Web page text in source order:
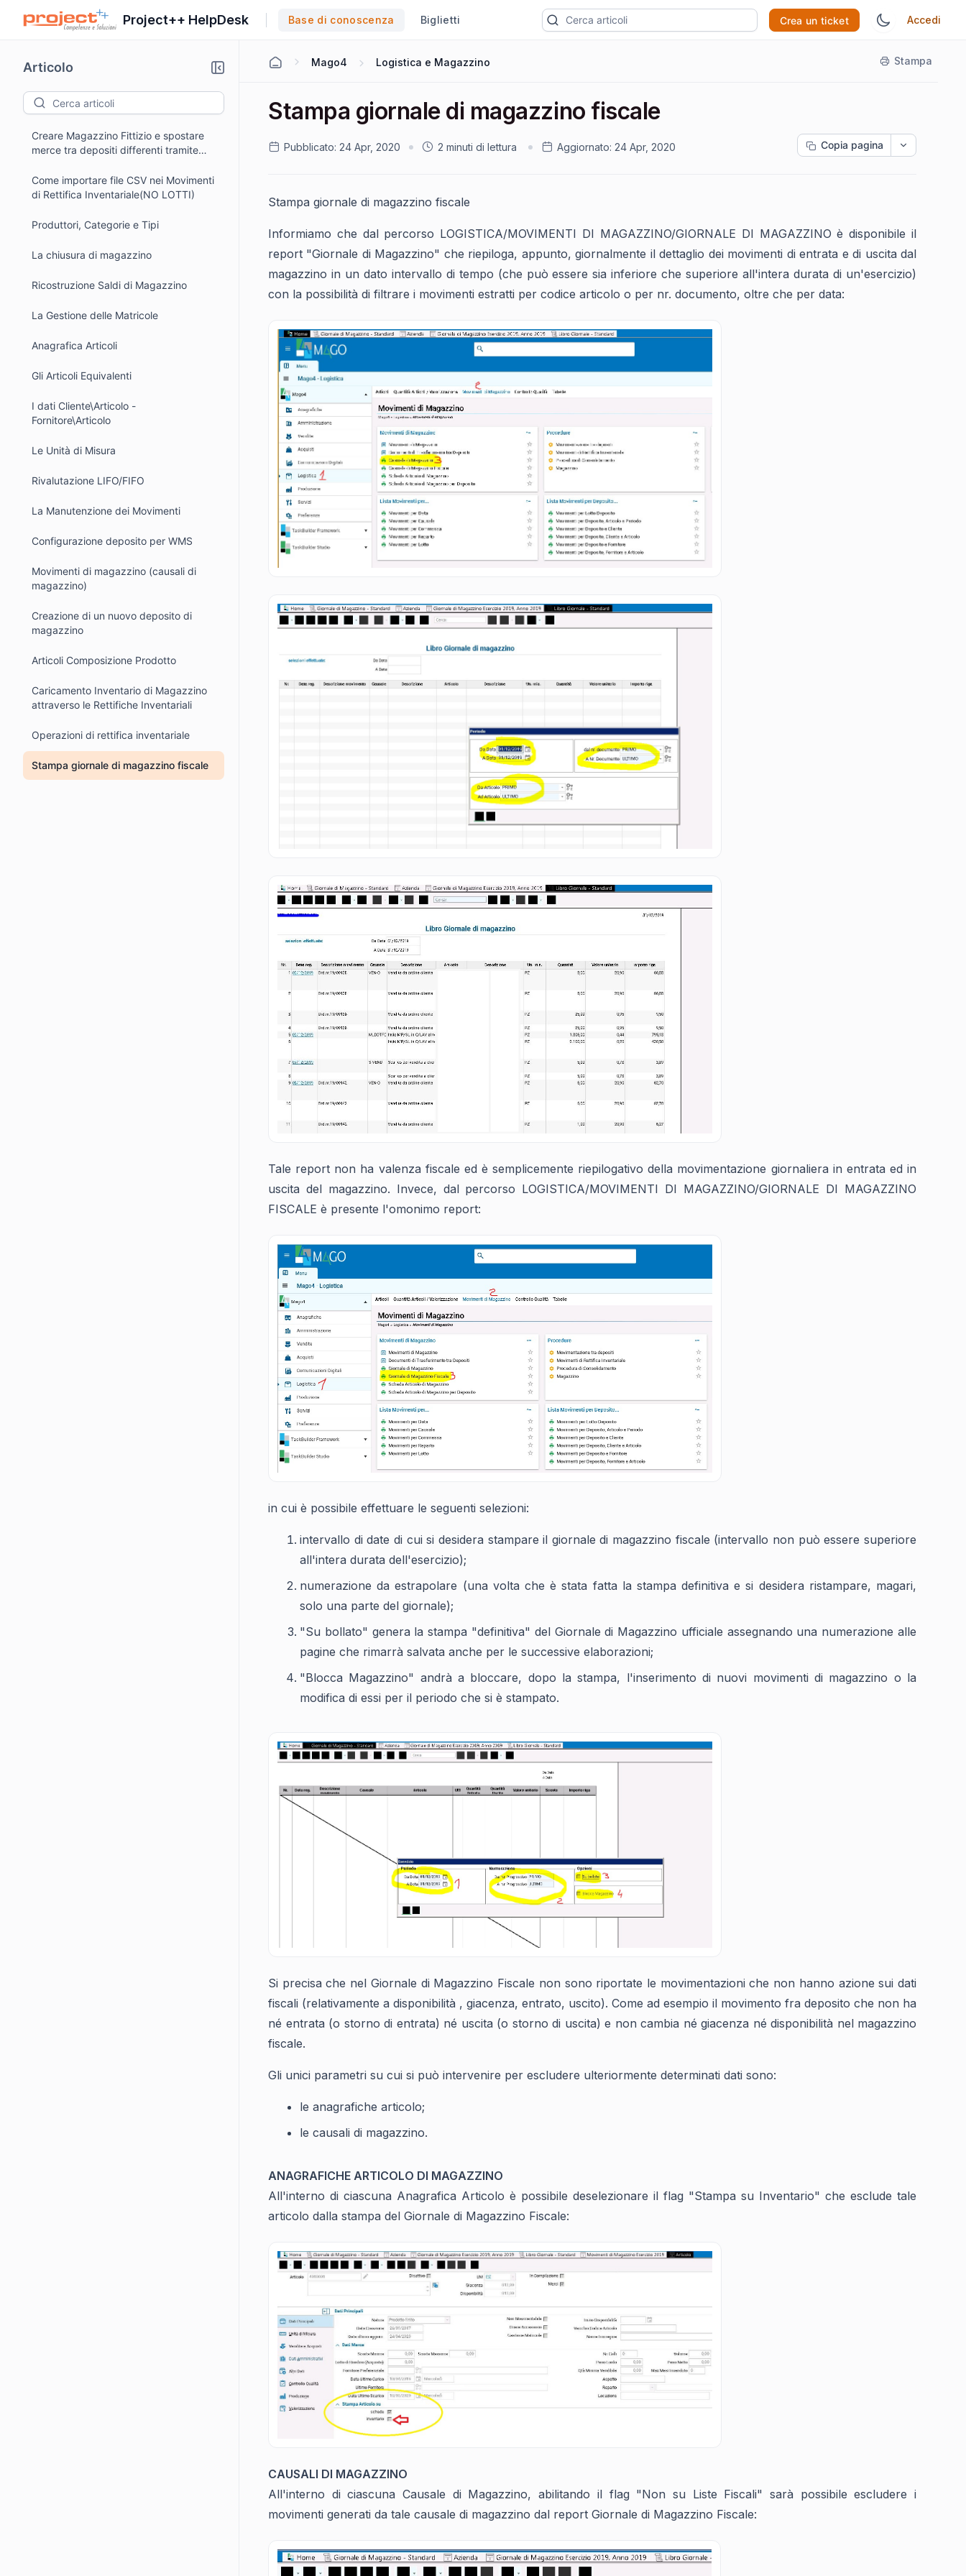
Project++ HelpDesk Base di conoscenza Biglietti Crea un ticket Accedi
Articolo
Creare Magazzino Fittizio e spostare
merce tra depositi differenti tramite
Come importare file CSV nei Movimenti
di Rettifica Inventariale(NO LOTTI)
Produttori, Categorie e Tipi
La chiusura di magazzino
Ricostruzione Saldi di Magazzino
La Gestione delle Matricole
Anagrafica Articoli
Gli Articoli Equivalenti
I dati Cliente\Articolo -
Fornitore\Articolo
Le Unità di Misura
Rivalutazione LIFO/FIFO
La Manutenzione dei Movimenti
Configurazione deposito per WMS
Movimenti di magazzino (causali di
magazzino)
Creazione di un nuovo deposito di
magazzino
Articoli Composizione Prodotto
Caricamento Inventario di Magazzino
attraverso le Rettifiche Inventariali
Operazioni di rettifica inventariale
Stampa giornale di magazzino fiscale
Mago4 Logistica e Magazzino Stampa
Stampa giornale di magazzino fiscale
Pubblicato: 24 Apr, 2020 2 minuti di lettura Aggiornato: 24 Apr, 2020 Copia pagina
Stampa giornale di magazzino fiscale
Informiamo che dal percorso LOGISTICA/MOVIMENTI DI MAGAZZINO/GIORNALE DI MAGAZZINO è disponibile il
report "Giornale di Magazzino" che riepiloga, appunto, giornalmente il dettaglio dei movimenti di entrata e di uscita dal
magazzino in un dato intervallo di tempo (che può essere sia inferiore che superiore all'intera durata di un'esercizio)
con la possibilità di filtrare i movimenti estratti per codice articolo o per nr. documento, oltre che per data:
Tale report non ha valenza fiscale ed è semplicemente riepilogativo della movimentazione giornaliera in entrata ed in
uscita del magazzino. Invece, dal percorso LOGISTICA/MOVIMENTI DI MAGAZZINO/GIORNALE DI MAGAZZINO
FISCALE è presente l'omonimo report:
in cui è possibile effettuare le seguenti selezioni:
intervallo di date di cui si desidera stampare il giornale di magazzino fiscale (intervallo non può essere superiore
all'intera durata dell'esercizio);
numerazione da estrapolare (una volta che è stata fatta la stampa definitiva e si desidera ristampare, magari,
solo una parte del giornale);
"Su bollato" genera la stampa "definitiva" del Giornale di Magazzino ufficiale assegnando una numerazione alle
pagine che rimarrà salvata anche per le successive elaborazioni;
"Blocca Magazzino" andrà a bloccare, dopo la stampa, l'inserimento di nuovi movimenti di magazzino o la
modifica di essi per il periodo che si è stampato.
Si precisa che nel Giornale di Magazzino Fiscale non sono riportate le movimentazioni che non hanno azione sui dati
fiscali (relativamente a disponibilità , giacenza, entrato, uscito). Come ad esempio il movimento fra deposito che non ha
né entrata (o storno di entrata) né uscita (o storno di uscita) e non cambia né giacenza né disponibilità nel magazzino
fiscale.
Gli unici parametri su cui si può intervenire per escludere ulteriormente determinati dati sono:
le anagrafiche articolo;
le causali di magazzino.
ANAGRAFICHE ARTICOLO DI MAGAZZINO
All'interno di ciascuna Anagrafica Articolo è possibile deselezionare il flag "Stampa su Inventario" che esclude tale
articolo dalla stampa del Giornale di Magazzino Fiscale:
CAUSALI DI MAGAZZINO
All'interno di ciascuna Causale di Magazzino, abilitando il flag "Non su Liste Fiscali" sarà possibile escludere i
movimenti generati da tale causale di magazzino dal report Giornale di Magazzino Fiscale: